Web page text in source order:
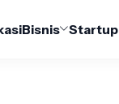
Bisnis Startup